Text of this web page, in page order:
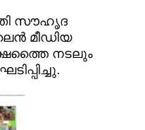
സൗഹൃദ
മീഡിയ
നടലും